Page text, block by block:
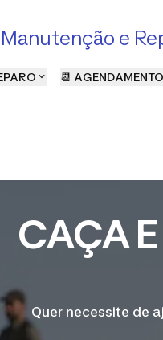
Manutenção e
📆 AGENDAMENTO
CAÇA
Quer necessite de